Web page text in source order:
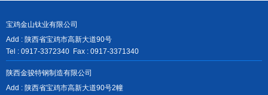
宝鸡金山钛业有限公司
Add : 陕西省宝鸡市高新大道90号
Tel : 0917-3372340 Fax : 0917-3371340
陕西金骏特钢制造有限公司
Add : 陕西省宝鸡市高新大道90号2幢